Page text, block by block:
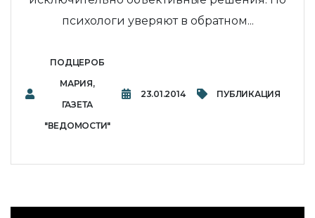
психологи уверяют в обратном...
ПОДЦЕРОБ
МАРИЯ,
ГАЗЕТА
"ВЕДОМОСТИ"
23.01.2014 ПУБЛИКАЦИЯ